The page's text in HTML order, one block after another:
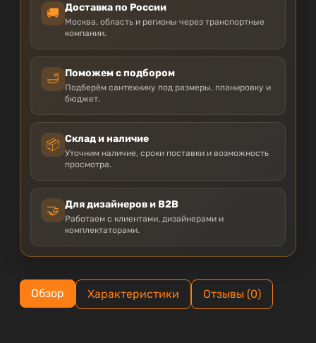
🚚 Доставка по России
Москва, область и регионы через транспортные
компании.
🛁 Поможем с подбором
Подберём сантехнику под размеры, планировку и
бюджет.
📦 Склад и наличие
Уточним наличие, сроки поставки и возможность
просмотра.
🤝 Для дизайнеров и B2B
Работаем с клиентами, дизайнерами и
комплектаторами.
Обзор Характеристики Отзывы (0)